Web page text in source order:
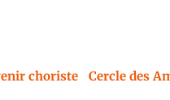
choriste Cercle des